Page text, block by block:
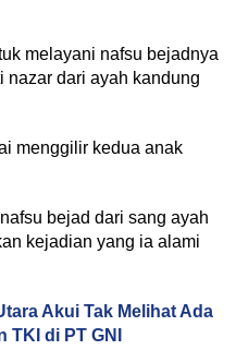
melayani nafsu bejadnya
nazar dari ayah kandung
menggilir kedua anak
bejad dari sang ayah
kejadian yang ia alami
Akui Tak Melihat Ada
di PT GNI